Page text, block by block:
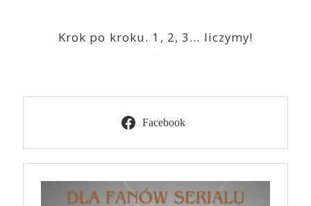
Krok po kroku. 1, 2, 3… liczymy!
Facebook